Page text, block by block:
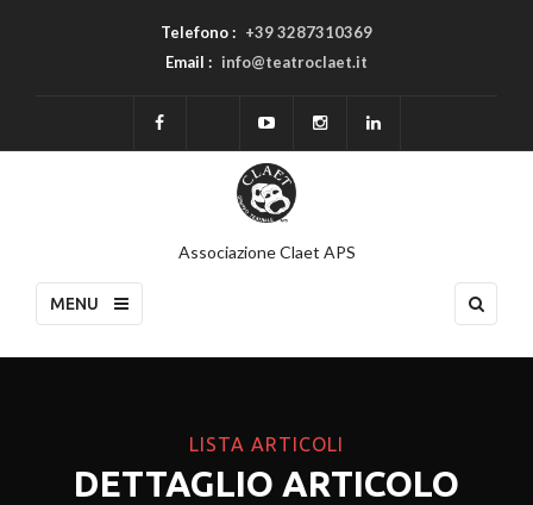
Telefono : +39 3287310369
Email : info@teatroclaet.it
Associazione Claet APS
MENU
LISTA ARTICOLI
DETTAGLIO ARTICOLO